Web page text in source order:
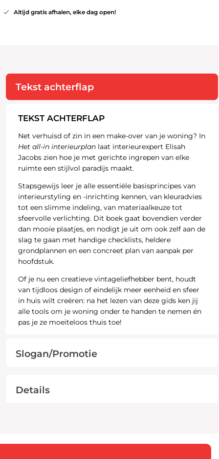
Altijd gratis afhalen, elke dag open!
Tekst achterflap
TEKST ACHTERFLAP
Net verhuisd of zin in een make-over van je woning? In
Het all-in interieurplanlaat interieurexpert Elisah
Jacobs zien hoe je met gerichte ingrepen van elke
ruimte een stijlvol paradijs maakt.
Stapsgewijs leer je alle essentiële basisprincipes van
interieurstyling en -inrichting kennen, van kleuradvies
tot een slimme indeling, van materiaalkeuze tot
sfeervolle verlichting. Dit boek gaat bovendien verder
dan mooie plaatjes, en nodigt je uit om ook zelf aan de
slag te gaan met handige checklists, heldere
grondplannen en een concreet plan van aanpak per
hoofdstuk.
Of je nu een creatieve vintageliefhebber bent, houdt
van tijdloos design of eindelijk meer eenheid en sfeer
in huis wilt creëren: na het lezen van deze gids ken jij
alle tools om je woning onder te handen te nemen én
pas je ze moeiteloos thuis toe!
Slogan/Promotie
Details